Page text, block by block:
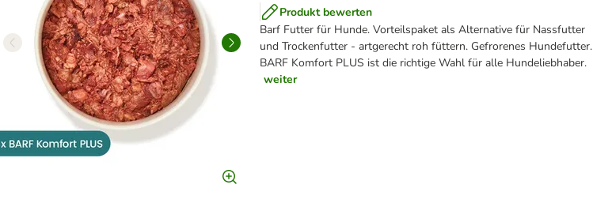
Produkt bewerten
Barf Futter für Hunde. Vorteilspaket als Alternative für Nassfutter
und Trockenfutter - artgerecht roh füttern. Gefrorenes Hundefutter.
BARF Komfort PLUS ist die richtige Wahl für alle Hundeliebhaber.
weiter